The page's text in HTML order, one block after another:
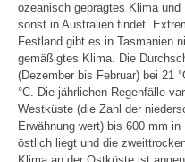
ozeanisch geprägtes Klima
sonst in Australien findet.
Festland gibt es in Tasmanien
gemäßigtes Klima. Die
(Dezember bis Februar) bei 21
°C. Die jährlichen Regenfälle
Westküste (die Zahl der
Erwähnung wert) bis 600 mm
östlich liegt und die